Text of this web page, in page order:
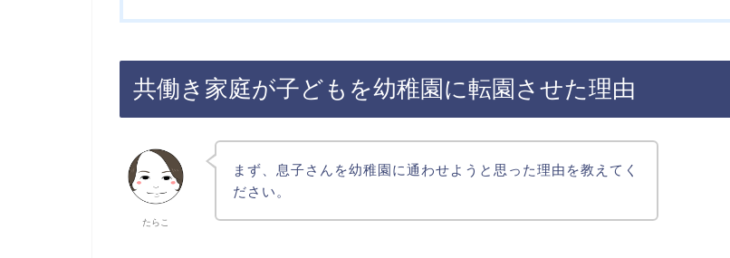
共働き家庭が子どもを幼稚園に転園させた理由
たらこ
まず、息子さんを幼稚園に通わせようと思った理由を教えてく
ださい。